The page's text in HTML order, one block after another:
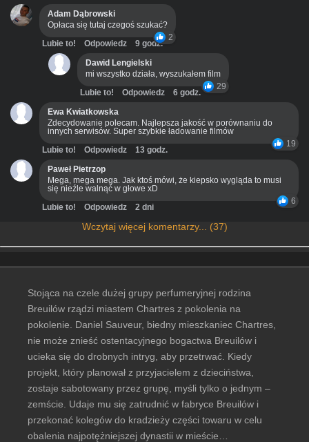
Adam Dąbrowski
Opłaca się tutaj czegoś szukać?
2
Lubie to! Odpowiedz
9 godz.
Dawid Lengielski
mi wszystko działa, wyszukałem film
29
Lubie to! Odpowiedz
6 godz.
Ewa Kwiatkowska
Zdecydowanie polecam. Najlepsza jakość w porównaniu do
innych serwisów. Super szybkie ładowanie filmów
19
Lubie to! Odpowiedz
13 godz.
Paweł Pietrzop
Mega, mega mega. Jak ktoś mówi, że kiepsko wygląda to musi
się nieźle walnąć w głowe xD
6
Lubie to! Odpowiedz 2 dni
Wczytaj więcej komentarzy... (37)
Stojąca na czele dużej grupy perfumeryjnej rodzina
Breuilów rządzi miastem Chartres z pokolenia na
pokolenie. Daniel Sauveur, biedny mieszkaniec Chartres,
nie może znieść ostentacyjnego bogactwa Breuilów i
ucieka się do drobnych intryg, aby przetrwać. Kiedy
projekt, który planował z przyjacielem z dzieciństwa,
zostaje sabotowany przez grupę, myśli tylko o jednym –
zemście. Udaje mu się zatrudnić w fabryce Breuilów i
przekonać kolegów do kradzieży części towaru w celu
obalenia najpotężniejszej dynastii w mieście…